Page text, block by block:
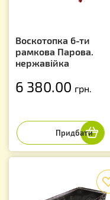
Воскотопка 6-ти
рамкова Парова.
нержавійка
6 380.00 грн.